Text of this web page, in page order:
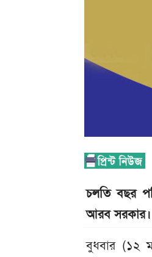
চল‌তি বছর
আরব সরকার।
বুধবার (১২